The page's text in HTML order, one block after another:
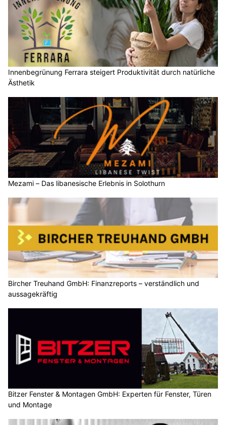
Innenbegrünung Ferrara steigert Produktivität durch natürliche
Ästhetik
Mezami – Das libanesische Erlebnis in Solothurn
Bircher Treuhand GmbH: Finanzreports – verständlich und
aussagekräftig
Bitzer Fenster & Montagen GmbH: Experten für Fenster, Türen
und Montage